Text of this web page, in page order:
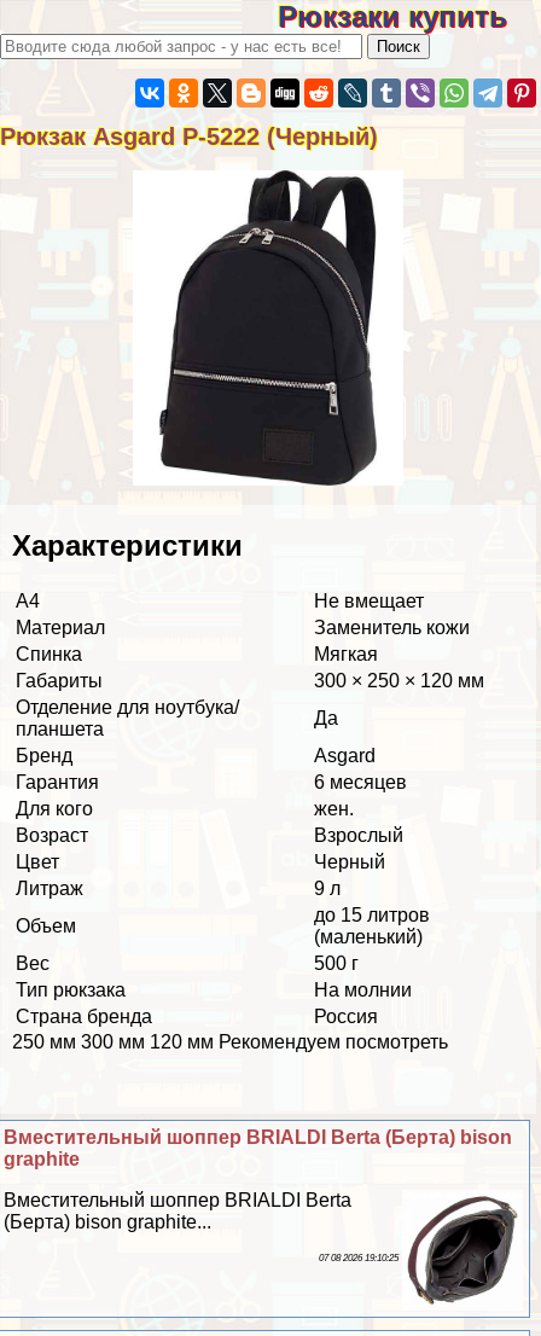
Рюкзаки купить
Рюкзак Asgard Р-5222 (Черный)
Хаpaктеристики
А4
Не вмещает
Материал
Заменитель кожи
Спинка
Мягкая
Габариты
300 × 250 × 120 мм
Отделение для ноутбука/
планшета
Да
Бренд
Asgard
Гарантия
6 месяцев
Для кого
жен.
Возраст
Взрослый
Цвет
Черный
Литраж
9 л
Объем
до 15 литров
(маленький)
Вес
500 г
Тип рюкзака
На молнии
Страна бренда
Россия
250 мм 300 мм 120 мм Рекомендуем посмотреть
Вместительный шоппер BRIALDI Berta (Берта) bison
graphite
Вместительный шоппер BRIALDI Berta
(Берта) bison graphite...
07 08 2026 19:10:25